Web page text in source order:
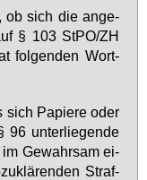
ob sich die an­ge­
§ 103 StPO/ZH
fol­gen­den Wort­
sich Pa­pie­re oder
96 un­ter­lie­gen­de
im Ge­wahr­sam ei­
Straf­